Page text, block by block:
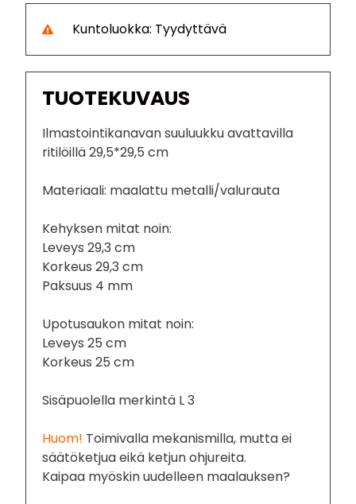
Kuntoluokka: Tyydyttävä
TUOTEKUVAUS
Ilmastointikanavan suuluukku avattavilla
ritilöillä 29,5*29,5 cm
Materiaali: maalattu metalli/valurauta
Kehyksen mitat noin:
Leveys 29,3 cm
Korkeus 29,3 cm
Paksuus 4 mm
Upotusaukon mitat noin:
Leveys 25 cm
Korkeus 25 cm
Sisäpuolella merkintä L 3
Huom! Toimivalla mekanismilla, mutta ei
säätöketjua eikä ketjun ohjureita.
Kaipaa myöskin uudelleen maalauksen?